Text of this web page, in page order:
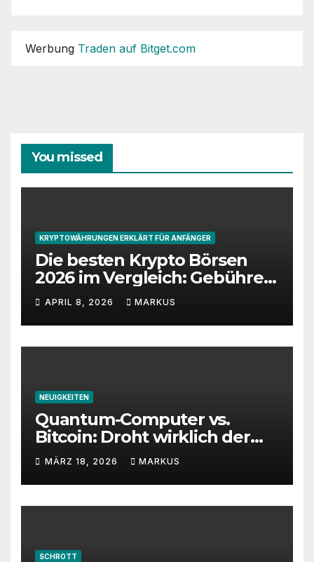
Werbung Traden auf Bitget.com
You missed
KRYPTOWÄHRUNGEN ERKLÄRT FÜR ANFÄNGER
Die besten Krypto Börsen
2026 im Vergleich: Gebühren,
Sicherheit und Features
APRIL 8, 2026 MARKUS
NEUIGKEITEN
Quantum-Computer vs.
Bitcoin: Droht wirklich der
Totalverlust?
MÄRZ 18, 2026 MARKUS
SCHROTT